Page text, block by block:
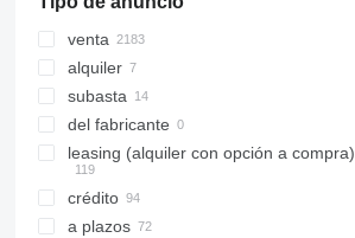
venta
alquiler
subasta
del fabricante
leasing (alquiler con opción a compra)
crédito
a plazos